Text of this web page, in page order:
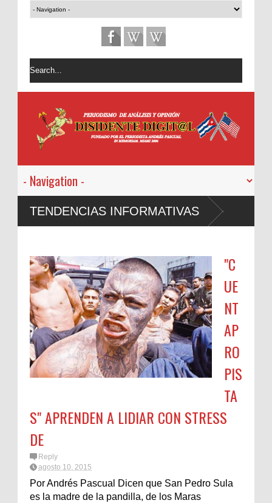
TENDENCIAS INFORMATIVAS
"C
UE
NT
AP
RO
PIS
TA
S" APRENDEN A LIDIAR CON STRESS
DE
Reply
agosto 10, 2015
Por Andrés Pascual Dicen que San Pedro Sula
es la madre de la pandilla, de los Maras